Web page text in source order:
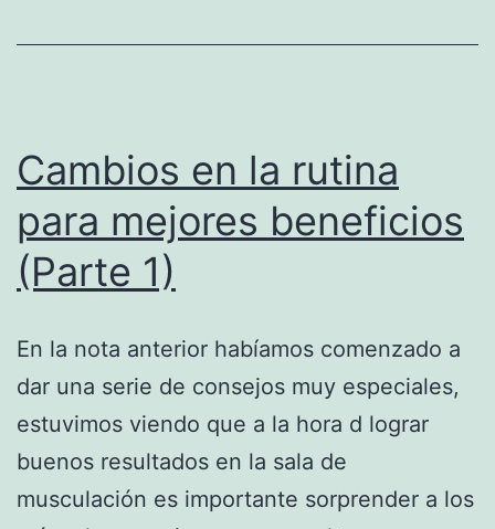
Cambios en la rutina
para mejores beneficios
(Parte 1)
En la nota anterior habíamos comenzado a
dar una serie de consejos muy especiales,
estuvimos viendo que a la hora d lograr
buenos resultados en la sala de
musculación es importante sorprender a los